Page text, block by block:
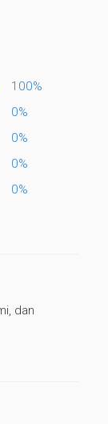
100%
0%
0%
0%
0%
dan